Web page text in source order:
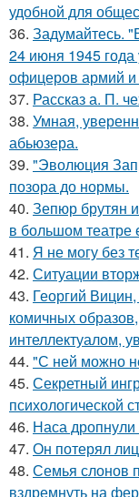
удобной для
36. Задумайтесь.
24 июня 1945 года
офицеров армий
37. Рассказ а. П.
38. Умная,
абьюзера.
39. "Эволюция
позора до нормы.
40. Зепюр брутян
в большом театре
41. Я не могу без
42. Ситуации
43. Георгий
комичных
интеллектуалом,
44. "С ней можно
45. Секретный
психологической
46. Наса
47. Он потерял
48. Семья слонов
вздремнуть на